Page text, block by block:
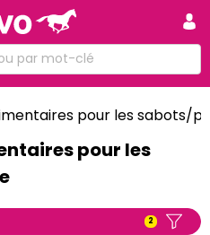
pour les sabots/
pour les
2